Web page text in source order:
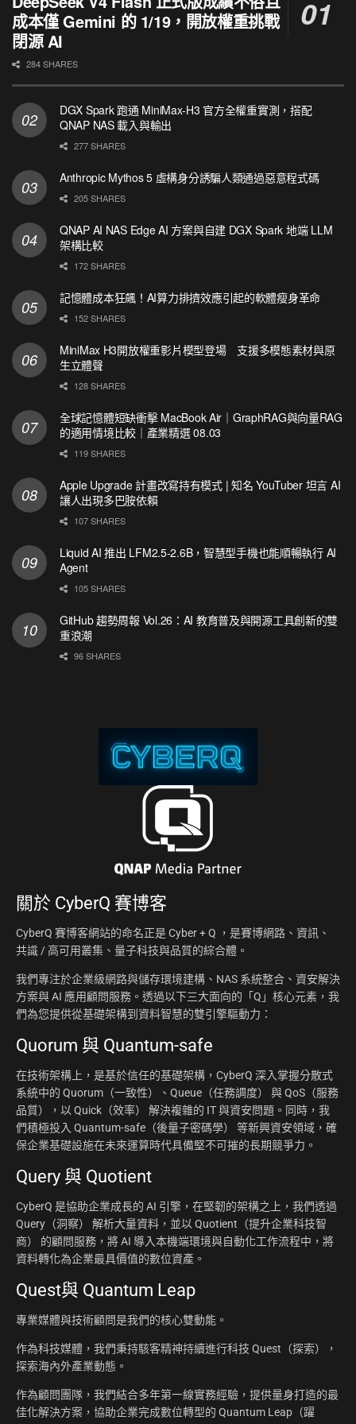
成本僅 Gemini 的 1/19，開放權重挑戰
閉源 AI
284 SHARES
DGX Spark 跑通 MiniMax-H3 官方全權重實測，搭配
QNAP NAS 載入與輸出
277 SHARES
Anthropic Mythos 5 虛構身分誘騙人類通過惡意程式碼
205 SHARES
QNAP AI NAS Edge AI 方案與自建 DGX Spark 地端 LLM
架構比較
172 SHARES
記憶體成本狂飆！AI算力排擠效應引起的軟體瘦身革命
152 SHARES
MiniMax H3開放權重影片模型登場 支援多模態素材與原
生立體聲
128 SHARES
全球記憶體短缺衝擊 MacBook Air｜GraphRAG與向量RAG
的適用情境比較｜產業精選 08.03
119 SHARES
Apple Upgrade 計畫改寫持有模式 | 知名 YouTuber 坦言 AI
讓人出現多巴胺依賴
107 SHARES
Liquid AI 推出 LFM2.5-2.6B，智慧型手機也能順暢執行 AI
Agent
105 SHARES
GitHub 趨勢周報 Vol.26：AI 教育普及與開源工具創新的雙
重浪潮
96 SHARES
關於 CyberQ 賽博客
CyberQ 賽博客網站的命名正是 Cyber + Q ，是賽博網路、資訊、
共識 / 高可用叢集、量子科技與品質的綜合體。
我們專注於企業級網路與儲存環境建構、NAS 系統整合、資安解決
方案與 AI 應用顧問服務。透過以下三大面向的「Q」核心元素，我
們為您提供從基礎架構到資料智慧的雙引擎驅動力：
Quorum 與 Quantum-safe
在技術架構上，是基於信任的基礎架構，CyberQ 深入掌握分散式
系統中的 Quorum（一致性）、Queue（任務調度） 與 QoS（服務
品質），以 Quick（效率） 解決複雜的 IT 與資安問題。同時，我
們積極投入 Quantum-safe（後量子密碼學） 等新興資安領域，確
保企業基礎設施在未來運算時代具備堅不可摧的長期競爭力。
Query 與 Quotient
CyberQ 是協助企業成長的 AI 引擎，在堅韌的架構之上，我們透過
Query（洞察） 解析大量資料，並以 Quotient（提升企業科技智
商） 的顧問服務，將 AI 導入本機端環境與自動化工作流程中，將
資料轉化為企業最具價值的數位資產。
Quest與 Quantum Leap
專業媒體與技術顧問是我們的核心雙動能。
作為科技媒體，我們秉持駭客精神持續進行科技 Quest（探索），
探索海內外產業動態。
作為顧問團隊，我們結合多年第一線實務經驗，提供量身打造的最
佳化解決方案，協助企業完成數位轉型的 Quantum Leap（躍